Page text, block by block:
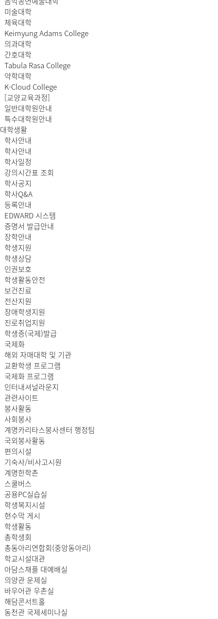
미술대학
체육대학
Keimyung Adams College
의과대학
간호대학
Tabula Rasa College
약학대학
K-Cloud College
[교양교육과정]
일반대학원안내
특수대학원안내
대학생활
학사안내
학사안내
학사일정
강의시간표 조회
학사공지
학사Q&A
등록안내
EDWARD 시스템
증명서 발급안내
장학안내
학생지원
학생상담
인권보호
학생활동안전
보건진료
전산지원
장애학생지원
진로취업지원
학생증(국제)발급
국제화
해외 자매대학 및 기관
교환학생 프로그램
국제화 프로그램
인터내셔널라운지
관련사이트
봉사활동
사회봉사
계명카리타스봉사센터 행정팀
국외봉사활동
편의시설
기숙사/비사고시원
계명한학촌
스쿨버스
공용PC실습실
학생복지시설
현수막 게시
학생활동
총학생회
총동아리연합회(중앙동아리)
학교시설대관
아담스채플 대예배실
의양관 운제실
바우어관 우촌실
해담콘서트홀
동천관 국제세미나실